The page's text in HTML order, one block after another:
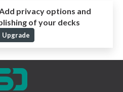
privacy options and
of your decks
Upgrade